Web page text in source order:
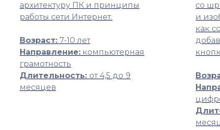
архитектуру ПК и принципы
работы сети Интернет.
Возраст: 7-10 лет
Направление: компьютерная
грамотность
Длительность: от 4,5 до 9
месяцев
со
и
как